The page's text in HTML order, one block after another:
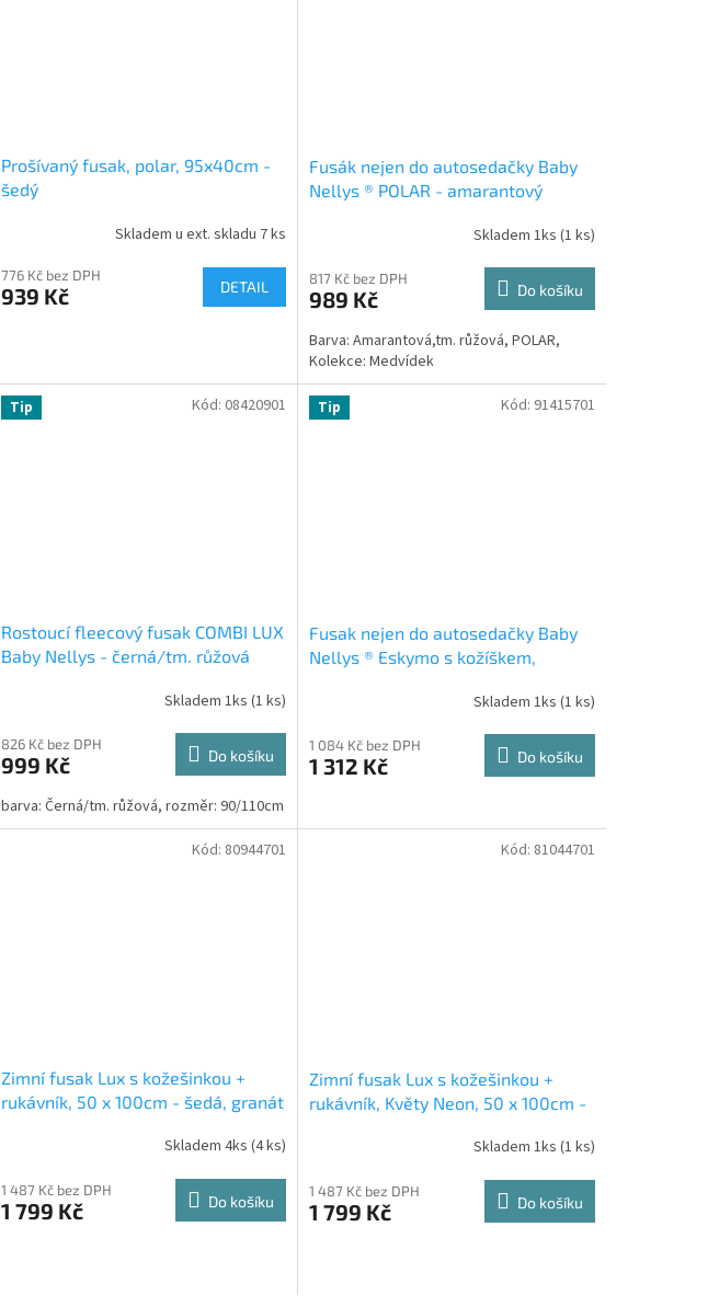
Prošívaný fusak, polar, 95x40cm -
šedý
Skladem u ext. skladu 7 ks
776 Kč bez DPH
939 Kč DETAIL
Fusák nejen do autosedačky Baby
Nellys ® POLAR - amarantový
Skladem 1ks (1 ks)
817 Kč bez DPH
989 Kč Do košíku
Barva: Amarantová,tm. růžová, POLAR,
Kolekce: Medvídek
Tip
Rostoucí fleecový fusak COMBI LUX
Baby Nellys - černá/tm. růžová
Skladem 1ks (1 ks)
826 Kč bez DPH
999 Kč Do košíku
barva: Černá/tm. růžová, rozměr: 90/110cm
Kód: 08420901 Tip
Fusak nejen do autosedačky Baby
Nellys ® Eskymo s kožíškem,
Skladem 1ks (1 ks)
1 084 Kč bez DPH
1 312 Kč Do košíku
Kód: 91415701
Zimní fusak Lux s kožešinkou +
rukávník, 50 x 100cm - šedá, granát
Skladem 4ks (4 ks)
1 487 Kč bez DPH
1 799 Kč Do košíku
Kód: 80944701
Zimní fusak Lux s kožešinkou +
rukávník, Květy Neon, 50 x 100cm -
Skladem 1ks (1 ks)
1 487 Kč bez DPH
1 799 Kč Do košíku
Kód: 81044701